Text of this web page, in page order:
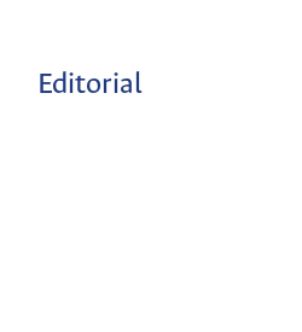
Editorial